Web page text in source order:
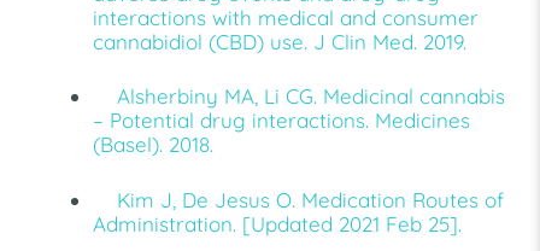
interactions with medical and consumer
cannabidiol (CBD) use. J Clin Med. 2019.
Alsherbiny MA, Li CG. Medicinal cannabis
– Potential drug interactions. Medicines
(Basel). 2018.
Kim J, De Jesus O. Medication Routes of
Administration. [Updated 2021 Feb 25].